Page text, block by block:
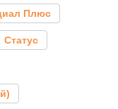
Плюс
Статус